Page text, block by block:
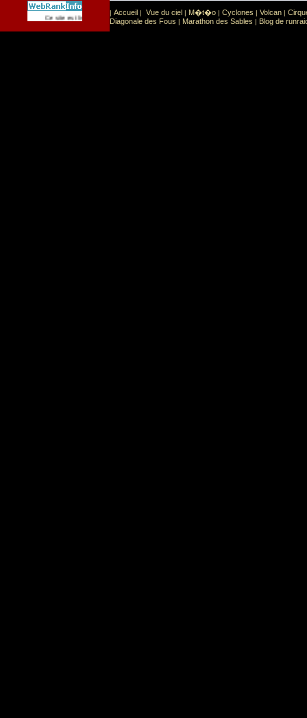
Ce site est list� dans la cat�gorie Sport: Sports extr�mes
| Accueil | Vue du ciel | M�t�o | Cyclones | Volcan |
Diagonale des Fous | Marathon des Sables | Blog de